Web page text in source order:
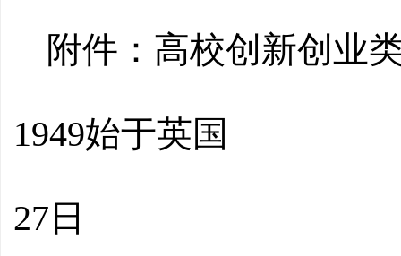
附件：高校创新创业
1949始于英国
27日